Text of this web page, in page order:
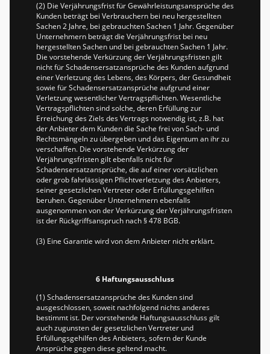
(2) Die Verjährungsfrist für Gewährleistungsansprüche des
Kunden beträgt bei Verbrauchern bei neu hergestellten
Sachen 2 Jahre, bei gebrauchten Sachen 1 Jahr. Gegenüber
Unternehmern beträgt die Verjährungsfrist bei neu
hergestellten Sachen und bei gebrauchten Sachen 1 Jahr.
Die vorstehende Verkürzung der Verjährungsfristen gilt
nicht für Schadensersatzansprüche des Kunden aufgrund
einer Verletzung des Lebens, des Körpers, der Gesundheit
sowie für Schadensersatzansprüche aufgrund einer
Verletzung wesentlicher Vertragspflichten. Wesentliche
Vertragspflichten sind solche, deren Erfüllung zur
Erreichung des Ziels des Vertrags notwendig ist, z.B. hat
der Anbieter dem Kunden die Sache frei von Sach- und
Rechtsmängeln zu übergeben und das Eigentum an ihr zu
verschaffen. Die vorstehende Verkürzung der
Verjährungsfristen gilt ebenfalls nicht für
Schadensersatzansprüche, die auf einer vorsätzlichen
oder grob fahrlässigen Pflichtverletzung des Anbieters,
seiner gesetzlichen Vertreter oder Erfüllungsgehilfen
beruhen. Gegenüber Unternehmern ebenfalls
ausgenommen von der Verkürzung der Verjährungsfristen
ist der Rückgriffsanspruch nach § 478 BGB.
(3) Eine Garantie wird von dem Anbieter nicht erklärt.
6 Haftungsausschluss
(1) Schadensersatzansprüche des Kunden sind
ausgeschlossen, soweit nachfolgend nichts anderes
bestimmt ist. Der vorstehende Haftungsausschluss gilt
auch zugunsten der gesetzlichen Vertreter und
Erfüllungsgehilfen des Anbieters, sofern der Kunde
Ansprüche gegen diese geltend macht.